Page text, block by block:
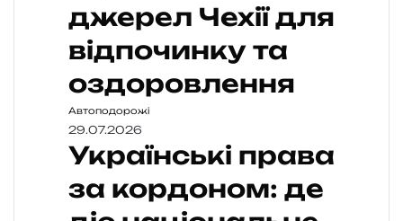
джерел Чехії для
відпочинку та
оздоровлення
Автоподорожі
29.07.2026
Українські права
за кордоном: де